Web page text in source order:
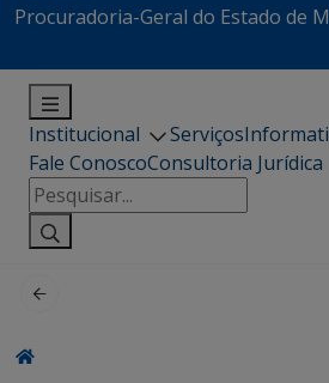
Procuradoria-Geral do Estado de
Institucional Serviços
Fale ConoscoConsultoria Jurídica
Pesquisar
por: